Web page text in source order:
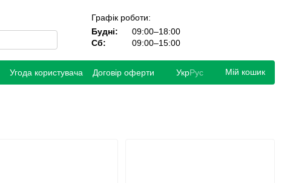
Графік роботи:
Будні:
09:00–18:00
Сб:
09:00–15:00
Угода користувача Договір оферти УкрРус Мій кошик